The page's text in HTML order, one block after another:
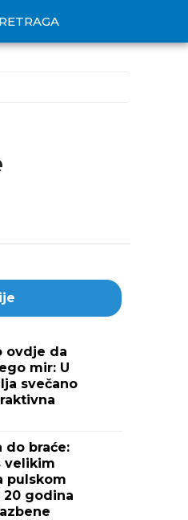
ovdje da
mir: U
svečano
do braće:
velikim
pulskom
20 godina